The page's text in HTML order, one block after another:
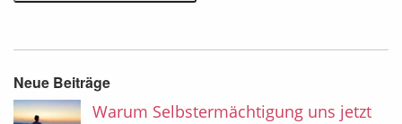
Neue Beiträge
Warum Selbstermächtigung uns jetzt